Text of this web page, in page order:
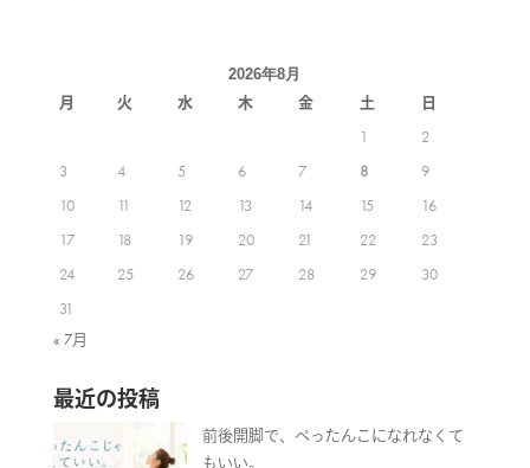
2026年8月
月 火 水 木 金 土
日
1
2
3
4 5 6 7 8
9
10
11 12 13 14 15
16
17
18 19 20 21 22
23
24
25 26 27 28 29
30
31
« 7月
最近の投稿
前後開脚で、ぺったんこになれなくて
もいい。